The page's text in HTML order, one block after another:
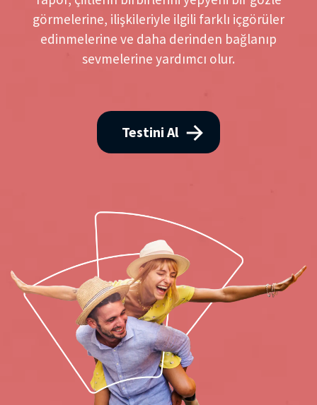
görmelerine, ilişkileriyle ilgili farklı içgörüler
edinmelerine ve daha derinden bağlanıp
sevmelerine yardımcı olur.
Testini Al